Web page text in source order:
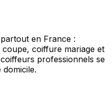
en France :
coiffure mariage et
professionnels se